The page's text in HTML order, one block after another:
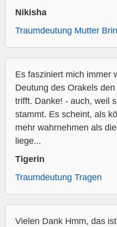
Nikisha
Traumdeutung Mutter
Es fasziniert mich immer
Deutung des Orakels
trifft. Danke! - auch, weil
stammt. Es scheint, als
mehr wahrnehmen als
liege...
Tigerin
Traumdeutung Tragen
Vielen Dank Hmm, das